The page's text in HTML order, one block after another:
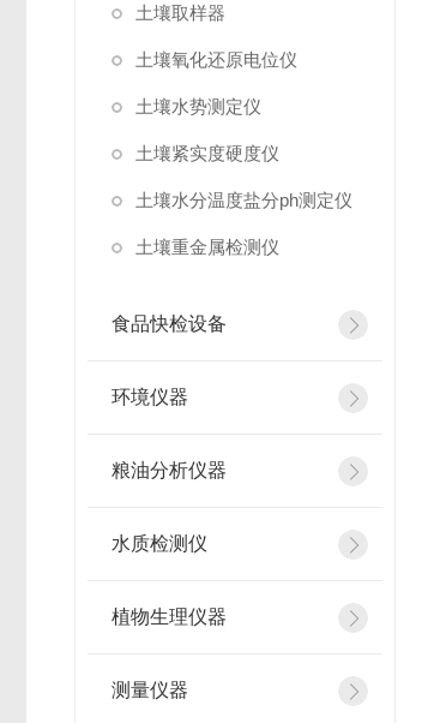
土壤取样器
土壤氧化还原电位仪
土壤水势测定仪
土壤紧实度硬度仪
土壤水分温度盐分ph测定仪
土壤重金属检测仪
食品快检设备
环境仪器
粮油分析仪器
水质检测仪
植物生理仪器
测量仪器